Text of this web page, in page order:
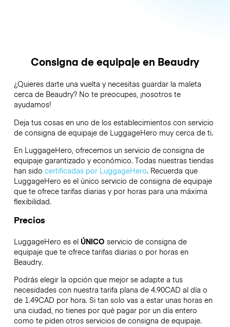
Consigna de equipaje en Beaudry
¿Quieres darte una vuelta y necesitas guardar la maleta
cerca de Beaudry? No te preocupes, ¡nosotros te
ayudamos!
Deja tus cosas en uno de los establecimientos con servicio
de consigna de equipaje de LuggageHero muy cerca de ti.
En LuggageHero, ofrecemos un servicio de consigna de
equipaje garantizado y económico. Todas nuestras tiendas
han sido certificadas por LuggageHero. Recuerda que
LuggageHero es el único servicio de consigna de equipaje
que te ofrece tarifas diarias y por horas para una máxima
flexibilidad.
Precios
LuggageHero es el ÚNICO servicio de consigna de
equipaje que te ofrece tarifas diarias o por horas en
Beaudry.
Podrás elegir la opción que mejor se adapte a tus
necesidades con nuestra tarifa plana de 4.90CAD al día o
de 1.49CAD por hora. Si tan solo vas a estar unas horas en
una ciudad, no tienes por qué pagar por un día entero
como te piden otros servicios de consigna de equipaje.